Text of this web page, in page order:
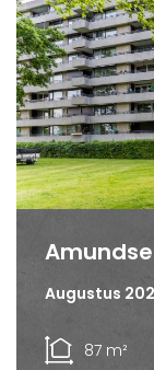
Augustus
87 m²